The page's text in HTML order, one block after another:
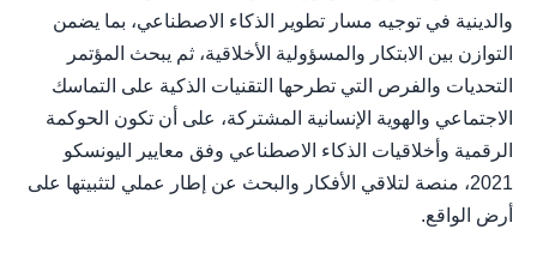
والدينية في توجيه مسار تطوير الذكاء الاصطناعي، بما يضمن
التوازن بين الابتكار والمسؤولية الأخلاقية، ثم يبحث المؤتمر
التحديات والفرص التي تطرحها التقنيات الذكية على التماسك
الاجتماعي والهوية الإنسانية المشتركة، على أن تكون الحوكمة
الرقمية وأخلاقيات الذكاء الاصطناعي وفق معايير اليونسكو
2021، منصة لتلاقي الأفكار والبحث عن إطار عملي لتثبيتها على
أرض الواقع.